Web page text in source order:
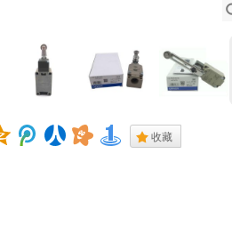
. 收藏